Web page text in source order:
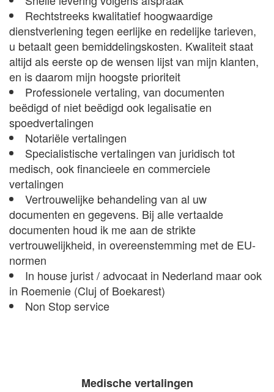
Rechtstreeks kwalitatief hoogwaardige
dienstverlening tegen eerlijke en redelijke tarieven,
u betaalt geen bemiddelingskosten. Kwaliteit staat
altijd als eerste op de wensen lijst van mijn klanten,
en is daarom mijn hoogste prioriteit
Professionele vertaling, van documenten
beëdigd of niet beëdigd ook legalisatie en
spoedvertalingen
Notariële vertalingen
Specialistische vertalingen van juridisch tot
medisch, ook financieele en commerciele
vertalingen
Vertrouwelijke behandeling van al uw
documenten en gegevens. Bij alle vertaalde
documenten houd ik me aan de strikte
vertrouwelijkheid, in overeenstemming met de EU-
normen
In house jurist / advocaat in Nederland maar ook
in Roemenie (Cluj of Boekarest)
Non Stop service
Medische vertalingen